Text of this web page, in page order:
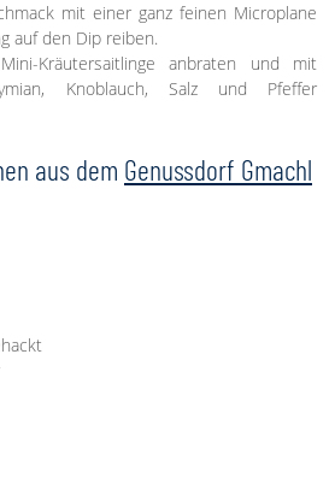
mit einer ganz feinen Microplane
auf den Dip reiben.
Kräutersaitlinge anbraten und mit
Knoblauch, Salz und Pfeffer
aus dem Genussdorf Gmachl